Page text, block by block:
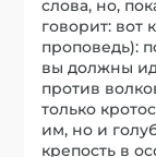
слова, но,
говорит: вот
проповедь):
вы должны
против
только
им, но и
крепость в